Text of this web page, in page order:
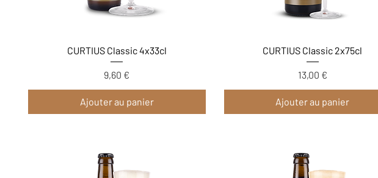
Aperçu rapide
CURTIUS Classic 4x33cl
Prix
9,60 €
Ajouter au panier
Aperçu rapide
CURTIUS Classic 2x75cl
Prix
13,00 €
Ajouter au panier